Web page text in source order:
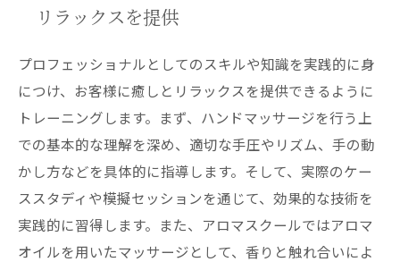
リラックスを提供
プロフェッショナルとしてのスキルや知識を実践的に身
につけ、お客様に癒しとリラックスを提供できるように
トレーニングします。まず、ハンドマッサージを行う上
での基本的な理解を深め、適切な手圧やリズム、手の動
かし方などを具体的に指導します。そして、実際のケー
ススタディや模擬セッションを通じて、効果的な技術を
実践的に習得します。また、アロマスクールではアロマ
オイルを用いたマッサージとして、香りと触れ合いによ